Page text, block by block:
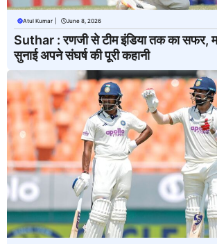
Atul Kumar June 8, 2026
Suthar : रणजी से टीम इंडिया तक का सफर,
सुनाई अपने संघर्ष की पूरी कहानी